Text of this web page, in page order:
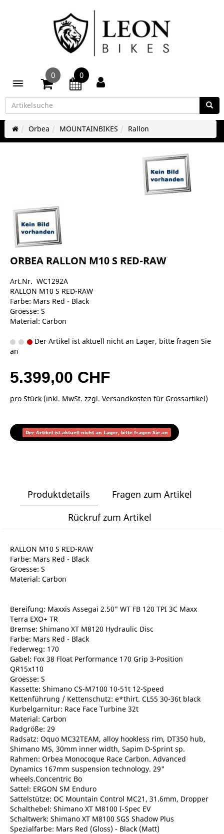
Toggle navigation
0 0
Orbea MOUNTAINBIKES Rallon
ORBEA RALLON M10 S RED-RAW
Art.Nr. WC1292A
RALLON M10 S RED-RAW
Farbe: Mars Red - Black
Groesse: S
Material: Carbon
Der Artikel ist aktuell nicht an Lager, bitte fragen Sie
an
5.399,00 CHF
pro Stück (inkl. MwSt. zzgl. Versandkosten für Grossartikel)
Der Artikel ist aktuell nicht an Lager, bitte fragen Sie an
Produktdetails
Fragen zum Artikel
Rückruf zum Artikel
RALLON M10 S RED-RAW
Farbe: Mars Red - Black
Groesse: S
Material: Carbon
Bereifung: Maxxis Assegai 2.50" WT FB 120 TPI 3C Maxx
Terra EXO+ TR
Bremse: Shimano XT M8120 Hydraulic Disc
Farbe: Mars Red - Black
Federweg: 170
Gabel: Fox 38 Float Performance 170 Grip 3-Position
QR15x110
Groesse: S
Kassette: Shimano CS-M7100 10-51t 12-Speed
Kettenführung / Kettenschutz: e*thirt. CL55 30-36t black
Kurbelgarnitur: Race Face Turbine 32t
Material: Carbon
Radgröße: 29
Radsatz: Oquo MC32TEAM, alloy hookless rim, DT350 hub,
Shimano MS, 30mm inner width, Sapim D-Sprint sp.
Rahmen: Orbea Monocoque Race Carbon. Advanced
Dynamics 167mm suspension technology. 29"
wheels.Concentric Bo
Sattel: ERGON SM Enduro
Sattelstütze: OC Mountain Control MC21, 31.6mm, Dropper
Schalthebel: Shimano XT M8100 I-Spec EV
Schaltwerk: Shimano XT M8100 SGS Shadow Plus
Spezialfarbe: Mars Red (Gloss) - Black (Matt)